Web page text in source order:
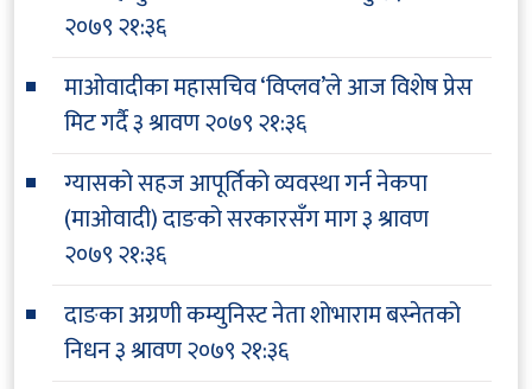
२०७९ २१:३६
माओवादीका महासचिव ‘विप्लव’ले आज विशेष प्रेस
मिट गर्दै३ श्रावण २०७९ २१:३६
ग्यासको सहज आपूर्तिको व्यवस्था गर्न नेकपा
(माओवादी) दाङको सरकारसँग माग३ श्रावण
२०७९ २१:३६
दाङका अग्रणी कम्युनिस्ट नेता शोभाराम बस्नेतको
निधन३ श्रावण २०७९ २१:३६